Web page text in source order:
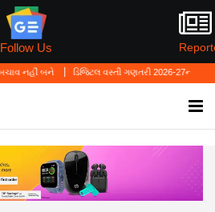
Follow Us
ડિજિટલ વસ્તી ગણતરી 2026-27નો પ્રારંભ, ઘર બેઠા